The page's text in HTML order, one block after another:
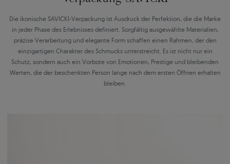
Die ikonische SAVICKI-Verpackung ist Ausdruck der Perfektion, die die Marke
in jeder Phase des Erlebnisses definiert. Sorgfältig ausgewählte Materialien,
präzise Verarbeitung und elegante Form schaffen einen Rahmen, der den
einzigartigen Charakter des Schmucks unterstreicht. Es ist nicht nur ein
Schutz, sondern auch ein Vorbote von Emotionen, Prestige und bleibenden
Werten, die der beschenkten Person lange nach dem ersten Öffnen erhalten
bleiben.